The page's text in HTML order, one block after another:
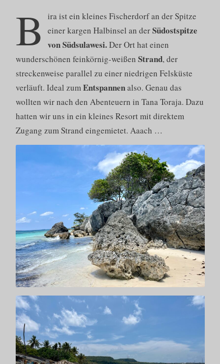
B
ira ist ein kleines Fischerdorf an der Spitze
einer kargen Halbinsel an derSüdostspitze
von Südsulawesi.Der Ort hat einen
wunderschönen feinkörnig-weißen Strand, der
streckenweise parallel zu einer niedrigen Felsküste
verläuft. Ideal zumEntspannenalso. Genau das
wollten wir nach den Abenteuern in Tana Toraja. Dazu
hatten wir uns in ein kleines Resort mit direktem
Zugang zum Strand eingemietet. Aaach …